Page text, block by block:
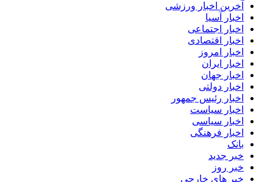
آخرین اخبار ورزشی
اخبار آسیا
اخبار اجتماعی
اخبار اقتصادی
اخبار امروز
اخبار ایران
اخبار جهان
اخبار دولتی
اخبار رئیس جمهور
اخبار سیاست
اخبار سیاسی
اخبار فرهنگی
بانک
خبر جدید
خبر روز
خبر های خارجی